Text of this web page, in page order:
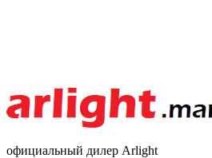
официальный дилер Arlight